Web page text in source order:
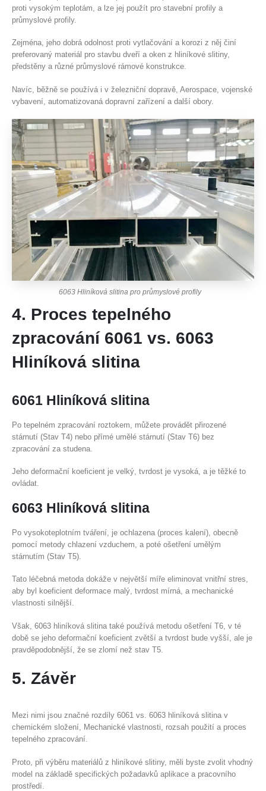
proti vysokým teplotám, a lze jej použít pro stavební profily a
průmyslové profily.
Zejména, jeho dobrá odolnost proti vytlačování a korozi z něj činí
preferovaný materiál pro stavbu dveří a oken z hliníkové slitiny,
předstěny a různé průmyslové rámové konstrukce.
Navíc, běžně se používá i v železniční dopravě, Aerospace, vojenské
vybavení, automatizovaná dopravní zařízení a další obory.
6063 Hliníková slitina pro průmyslové profily
4. Proces tepelného
zpracování 6061 vs. 6063
Hliníková slitina
6061 Hliníková slitina
Po tepelném zpracování roztokem, můžete provádět přirozené
stárnutí (Stav T4) nebo přímé umělé stárnutí (Stav T6) bez
zpracování za studena.
Jeho deformační koeficient je velký, tvrdost je vysoká, a je těžké to
ovládat.
6063 Hliníková slitina
Po vysokoteplotním tváření, je ochlazena (proces kalení), obecně
pomocí metody chlazení vzduchem, a poté ošetření umělým
stárnutím (Stav T5).
Tato léčebná metoda dokáže v největší míře eliminovat vnitřní stres,
aby byl koeficient deformace malý, tvrdost mírná, a mechanické
vlastnosti silnější.
Však, 6063 hliníková slitina také používá metodu ošetření T6, v té
době se jeho deformační koeficient zvětší a tvrdost bude vyšší, ale je
pravděpodobnější, že se zlomí než stav T5.
5. Závěr
Mezi nimi jsou značné rozdíly 6061 vs. 6063 hliníková slitina v
chemickém složení, Mechanické vlastnosti, rozsah použití a proces
tepelného zpracování.
Proto, při výběru materiálů z hliníkové slitiny, měli byste zvolit vhodný
model na základě specifických požadavků aplikace a pracovního
prostředí.